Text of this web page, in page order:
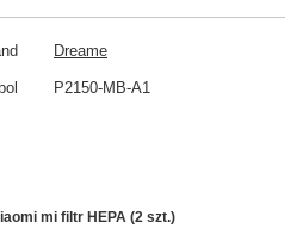
Dreame
P2150-MB-A1
mi filtr HEPA (2 szt.)